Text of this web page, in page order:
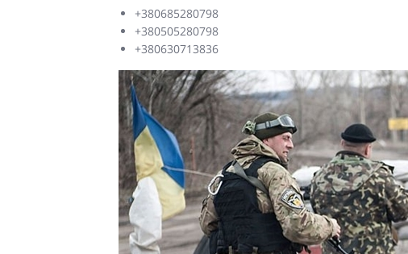
+380685280798
+380505280798
+380630713836